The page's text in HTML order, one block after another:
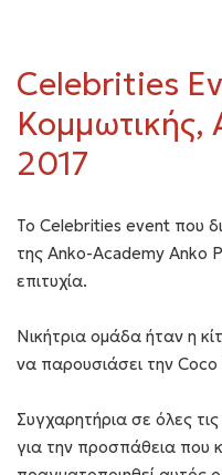
Celebrities
Κομμωτικής,
2017
Το Celebrities event που
της Anko-Academy Anko
επιτυχία.
Νικήτρια ομάδα ήταν η
να παρουσιάσει την Coco
Συγχαρητήρια σε όλες
για την προσπάθεια που